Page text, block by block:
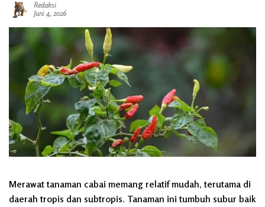
Redaksi
Juni 4, 2026
Merawat tanaman cabai memang relatif mudah, terutama di
daerah tropis dan subtropis. Tanaman ini tumbuh subur baik